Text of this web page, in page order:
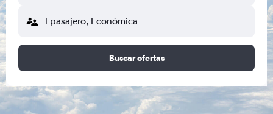
1 pasajero, Económica
Buscar ofertas